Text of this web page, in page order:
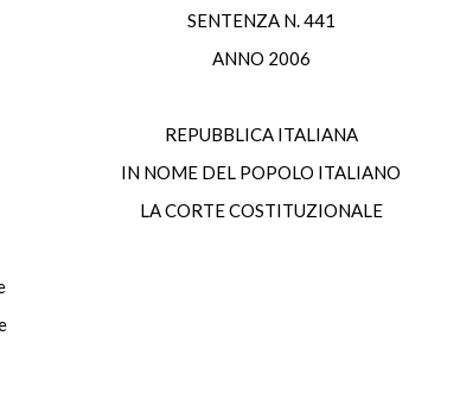
SENTENZA N. 441
ANNO 2006
REPUBBLICA ITALIANA
IN NOME DEL POPOLO ITALIANO
LA CORTE COSTITUZIONALE